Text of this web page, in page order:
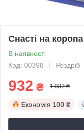
Снасті на
В наявності
Код: 00398
Роздріб
932 ₴ 1 032 ₴
Економія 100 ₴